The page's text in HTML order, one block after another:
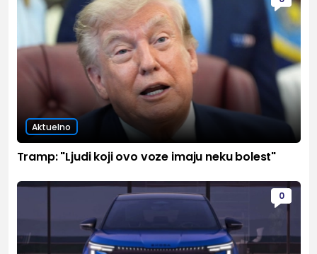
Aktuelno
Tramp: "Ljudi koji ovo voze imaju neku bolest"
0